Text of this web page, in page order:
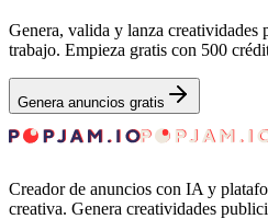
Genera, valida y lanza
trabajo. Empieza gratis con 500
Genera anuncios gratis
Creador de anuncios con IA y
creativa. Genera creatividades